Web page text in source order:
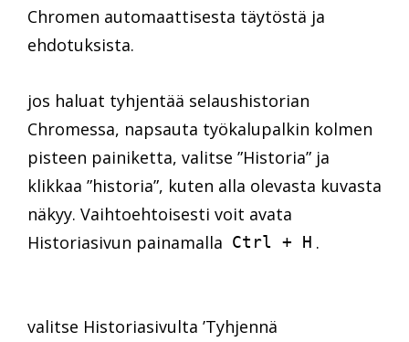
Chromen automaattisesta täytöstä ja
ehdotuksista.
jos haluat tyhjentää selaushistorian
Chromessa, napsauta työkalupalkin kolmen
pisteen painiketta, valitse ”Historia” ja
klikkaa ”historia”, kuten alla olevasta kuvasta
näkyy. Vaihtoehtoisesti voit avata
Historiasivun painamalla Ctrl + H .
valitse Historiasivulta ’Tyhjennä